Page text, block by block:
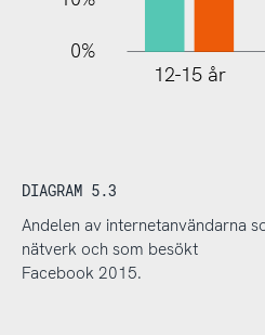
0%
12-15 år
DIAGRAM 5.3
Andelen av internetanvändarna
nätverk och som besökt
Facebook 2015.